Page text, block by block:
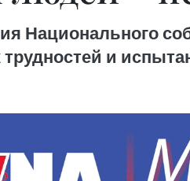
Национального
и